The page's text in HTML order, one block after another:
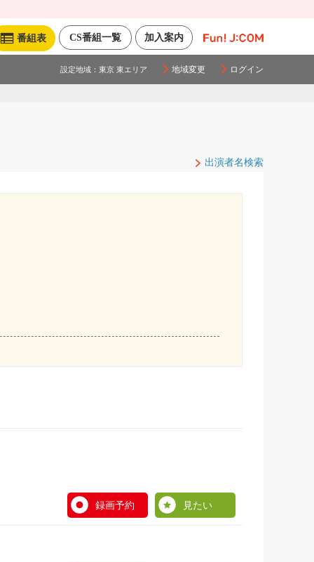
加入案内
CS番組一覧
番組表
設定地域： 東京 東エリア 地域変更 ログイン
出演者名検索
録画予約 見たい